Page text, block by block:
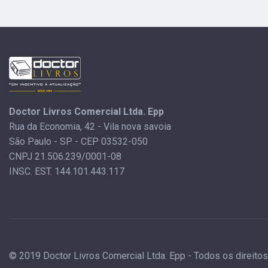
Doctor Livros Comercial Ltda. Epp
Rua da Economia, 42 - Vila nova savoia
São Paulo - SP - CEP 03532-050
CNPJ 21.506.239/0001-08
INSC. EST. 144.101.443.117
© 2019 Doctor Livros Comercial Ltda. Epp - Todos os